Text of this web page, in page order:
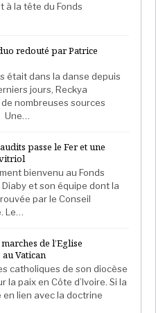
Rouge, n’ont eu accès à
un bilan.
personnes arrivent
après avoir fui el-
qui ont été
, à une cinquantaine
Fasher, qui abritent près
des conditions
l’on couvre à peu près
de nourriture sont
face à des taux de
chez les enfants.»
s’aggraver. La
à la tête du Fonds
redouté par Patrice
était dans la danse depuis
jours, Reckya
nombreuses sources
Une…
passe le Fer et une
vitriol
bienvenu au Fonds
et son équipe dont la
par le Conseil
Le…
de l’Eglise
Vatican
catholiques de son diocèse
la paix en Côte d’Ivoire. Si la
lien avec la doctrine